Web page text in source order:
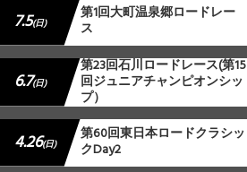
7.5(日) 第1回大町温泉郷ロードレー
ス
6.7(日)
第23回石川ロードレース(第15
回ジュニアチャンピオンシッ
プ）
4.26(日) 第60回東日本ロードクラシッ
クDay2